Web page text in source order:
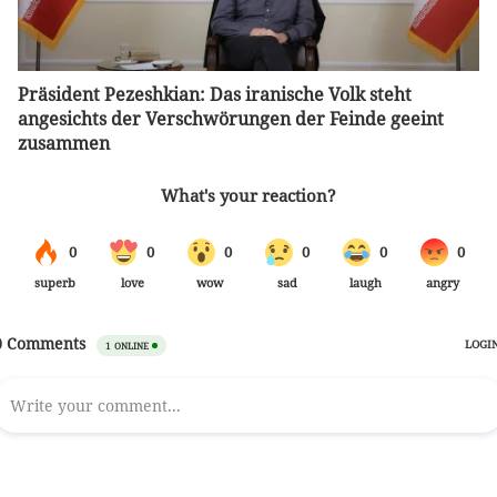
Präsident Pezeshkian: Das iranische Volk steht
angesichts der Verschwörungen der Feinde geeint
zusammen